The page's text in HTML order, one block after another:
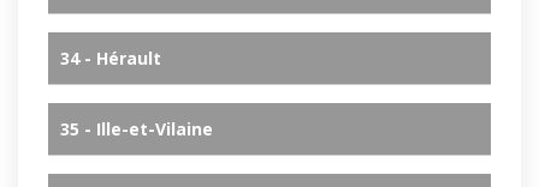
34 - Hérault
35 - Ille-et-Vilaine